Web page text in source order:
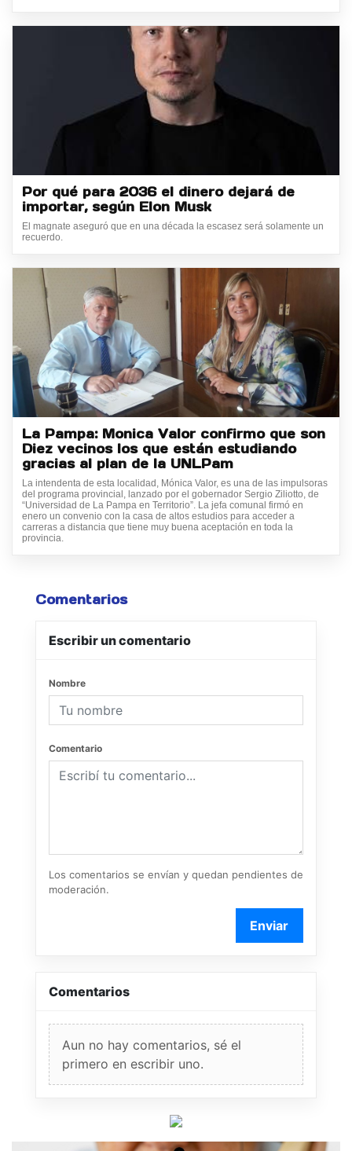
Por qué para 2036 el dinero dejará de
importar, según Elon Musk
El magnate aseguró que en una década la escasez será solamente un
recuerdo.
La Pampa: Monica Valor confirmo que son
Diez vecinos los que están estudiando
gracias al plan de la UNLPam
La intendenta de esta localidad, Mónica Valor, es una de las impulsoras
del programa provincial, lanzado por el gobernador Sergio Ziliotto, de
“Universidad de La Pampa en Territorio”. La jefa comunal firmó en
enero un convenio con la casa de altos estudios para acceder a
carreras a distancia que tiene muy buena aceptación en toda la
provincia.
Comentarios
Escribir un comentario
Nombre
Comentario
Los comentarios se envían y quedan pendientes de
moderación.
Enviar
Comentarios
Aun no hay comentarios, sé el
primero en escribir uno.